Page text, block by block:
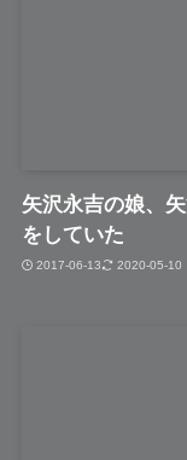
矢沢永吉の娘、
をしていた
2017-06-13 2020-05-10